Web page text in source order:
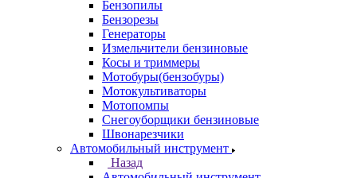
Бензопилы
Бензорезы
Генераторы
Измельчители бензиновые
Косы и триммеры
Мотобуры(бензобуры)
Мотокультиваторы
Мотопомпы
Снегоуборщики бензиновые
Швонарезчики
Автомобильный инструмент
Назад